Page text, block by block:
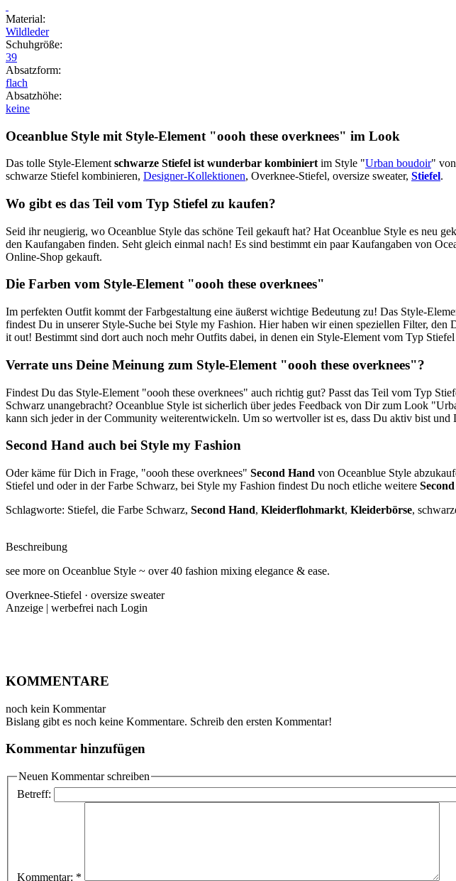
Material:
Wildleder
Schuhgröße:
39
Absatzform:
flach
Absatzhöhe:
keine
Oceanblue Style mit Style-Element "oooh these overknees" im Look
Das tolle Style-Element schwarze Stiefel ist wunderbar kombiniert im Style "Urban boudoir" von
schwarze Stiefel kombinieren, Designer-Kollektionen, Overknee-Stiefel, oversize sweater, Stiefel.
Wo gibt es das Teil vom Typ Stiefel zu kaufen?
Seid ihr neugierig, wo Oceanblue Style das schöne Teil gekauft hat? Hat Oceanblue Style es neu
den Kaufangaben finden. Seht gleich einmal nach! Es sind bestimmt ein paar Kaufangaben von
Online-Shop gekauft.
Die Farben vom Style-Element "oooh these overknees"
Im perfekten Outfit kommt der Farbgestaltung eine äußerst wichtige Bedeutung zu! Das Style-
findest Du in unserer Style-Suche bei Style my Fashion. Hier haben wir einen speziellen Filter,
it out! Bestimmt sind dort auch noch mehr Outfits dabei, in denen ein Style-Element vom Typ
Verrate uns Deine Meinung zum Style-Element "oooh these overknees"?
Findest Du das Style-Element "oooh these overknees" auch richtig gut? Passt das Teil vom Typ
Schwarz unangebracht? Oceanblue Style ist sicherlich über jedes Feedback von Dir zum Look
kann sich jeder in der Community weiterentwickeln. Um so wertvoller ist es, dass Du aktiv bist
Second Hand auch bei Style my Fashion
Oder käme für Dich in Frage, "oooh these overknees" Second Hand von Oceanblue Style
Stiefel und oder in der Farbe Schwarz, bei Style my Fashion findest Du noch etliche weitere
Schlagworte: Stiefel, die Farbe Schwarz, Second Hand, Kleiderflohmarkt, Kleiderbörse,
Beschreibung
see more on Oceanblue Style ~ over 40 fashion mixing elegance & ease.
Overknee-Stiefel · oversize sweater
Anzeige | werbefrei nach Login
KOMMENTARE
noch kein Kommentar
Bislang gibt es noch keine Kommentare. Schreib den ersten Kommentar!
Kommentar hinzufügen
Neuen Kommentar schreiben
Betreff:
Kommentar: *